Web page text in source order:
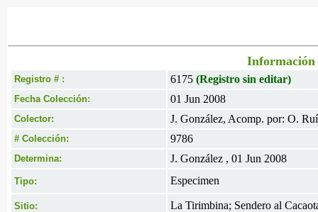
Información
Registro # : 6175 (Registro sin editar)
Fecha Colección: 01 Jun 2008
Colector: J. González, Acomp. por: O.
# Colección: 9786
Determina: J. González , 01 Jun 2008
Tipo: Especimen
Sitio: La Tirimbina; Sendero al